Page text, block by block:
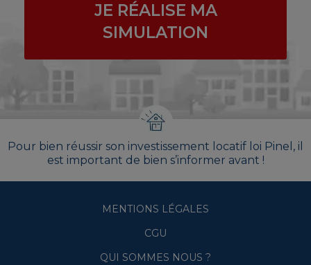
JE RÉALISE MA
SIMULATION
Pour bien réussir son investissement locatif loi Pinel, il
est important de bien s’informer avant !
MENTIONS LÉGALES
CGU
QUI SOMMES NOUS ?